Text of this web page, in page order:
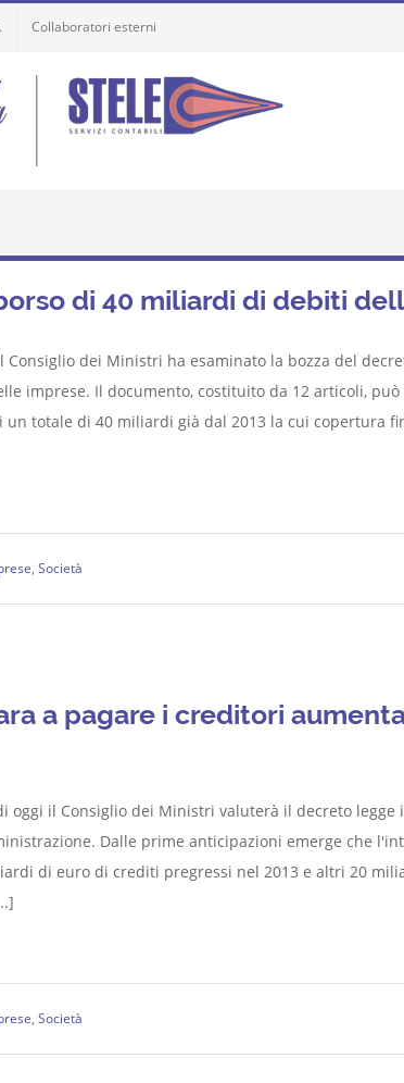
Collaboratori esterni
di 40 miliardi di debiti
Consiglio dei Ministri ha esaminato la bozza del
imprese. Il documento, costituito da 12 articoli,
totale di 40 miliardi già dal 2013 la cui copertura
, Società
a pagare i creditori
oggi il Consiglio dei Ministri valuterà il decreto
Dalle prime anticipazioni emerge che
di euro di crediti pregressi nel 2013 e altri 20
, Società